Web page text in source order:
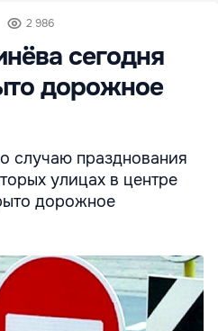
2 986
сегодня
дорожное
случаю празднования
улицах в центре
дорожное